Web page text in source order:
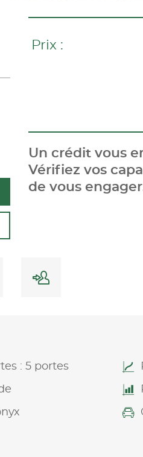
Prix :
Un crédit vous
Vérifiez vos
de vous
: 5 portes